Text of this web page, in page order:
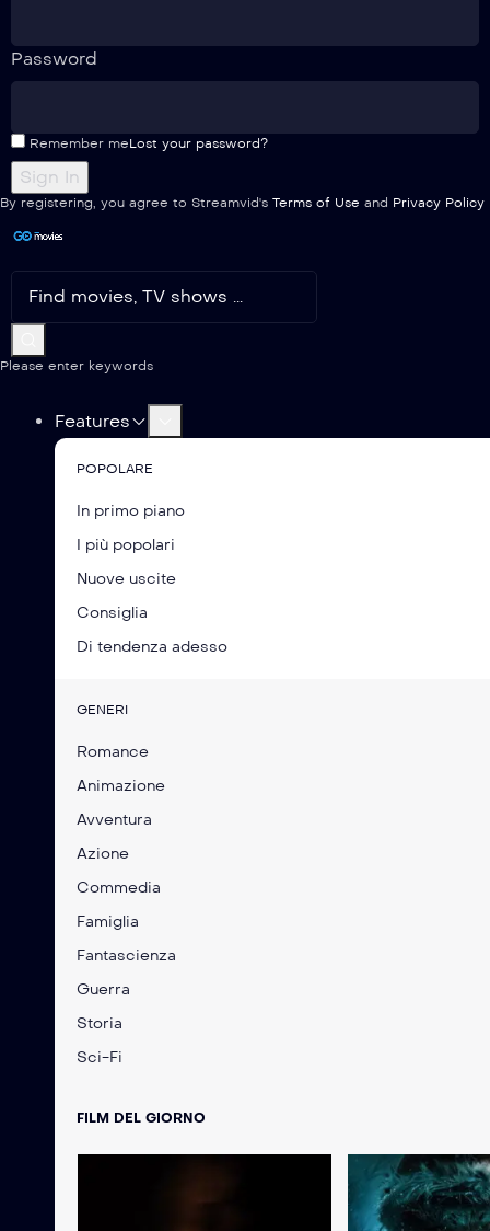
Password
Remember meLost your password?
By registering, you agree to Streamvid's Terms of Use and Privacy Policy
Please enter keywords
Features
POPOLARE
In primo piano
I più popolari
Nuove uscite
Consiglia
Di tendenza adesso
GENERI
Romance
Animazione
Avventura
Azione
Commedia
Famiglia
Fantascienza
Guerra
Storia
Sci-Fi
FILM DEL GIORNO